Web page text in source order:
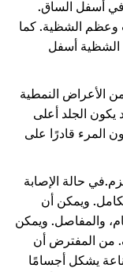
أسفل الساق.
وعظم الشظية. كما
أسفل
الأعراض النمطية
يكون الجلد أعلى
المرء قادرًا على
في حالة الإصابة
ويمكن أن
والمفاصل. ويمكن
من المفترض أن
يشكل أجسامًا